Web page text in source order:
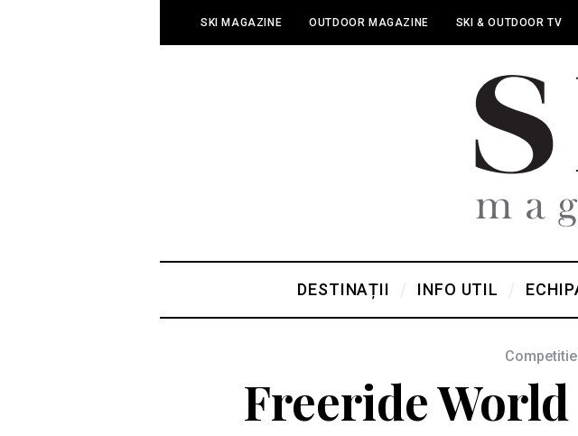
SKI MAGAZINE OUTDOOR MAGAZINE SKI & OUTDOOR TV
DESTINAȚII INFO UTIL
Competitie
Freeride